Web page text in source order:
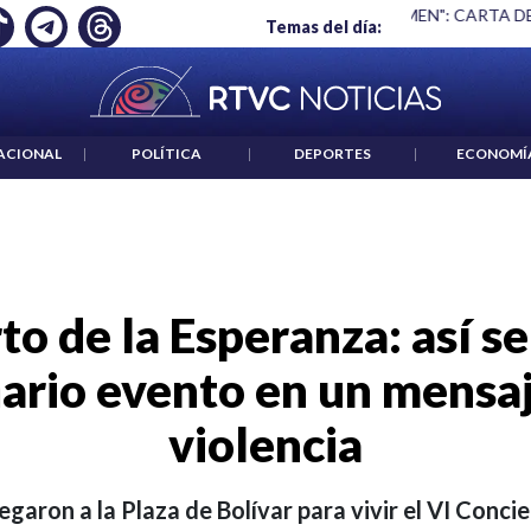
Temas del día:
UN CRIMEN": CARTA DE BETO CORAL ABELARDO DE LA
| POLÍTICA | DEPORTES |
de la Esperanza: así
evento en un
violencia
a la Plaza de Bolívar para vivir el VI